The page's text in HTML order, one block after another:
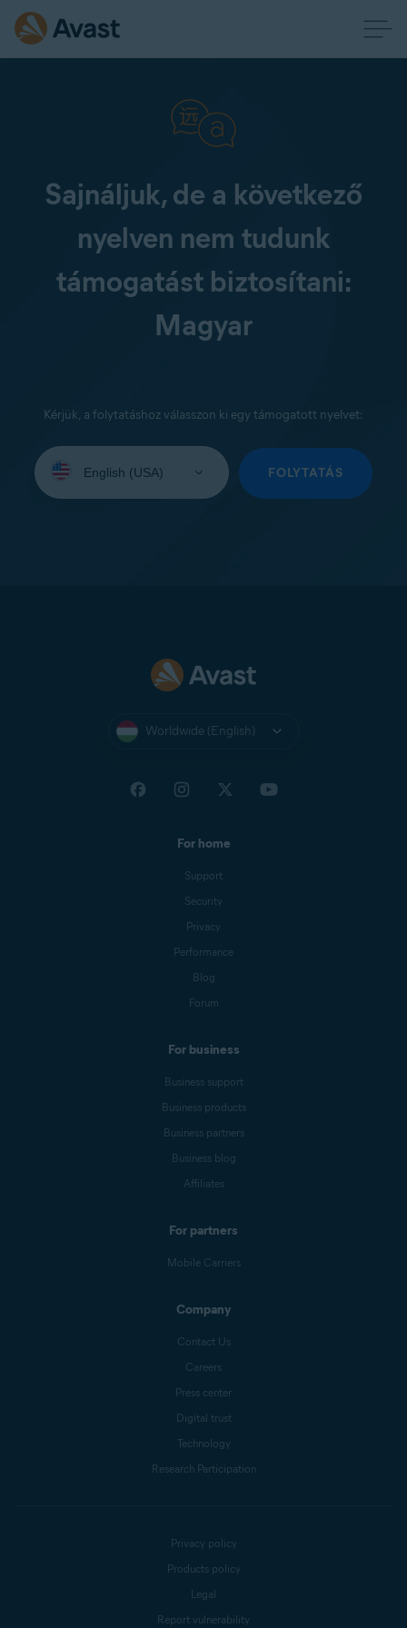
Sajnáljuk, de a következő
nyelven nem tudunk
támogatást biztosítani:
Magyar
Kérjük, a folytatáshoz válasszon ki egy támogatott nyelvet:
your
FOLYTATÁS
Worldwide (English)
For home
Support
Security
Privacy
Performance
Blog
Forum
For business
Business support
Business products
Business partners
Business blog
Affiliates
For partners
Mobile Carriers
Company
Contact Us
Careers
Press center
Digital trust
Technology
Research Participation
Privacy policy
Products policy
Legal
Report vulnerability